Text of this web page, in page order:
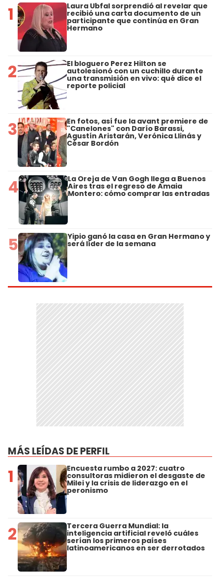
1 Laura Ubfal sorprendió al revelar que
recibió una carta documento de un
participante que continúa en Gran
Hermano
2 El bloguero Perez Hilton se
autolesionó con un cuchillo durante
una transmisión en vivo: qué dice el
reporte policial
3 En fotos, así fue la avant premiere de
"Canelones" con Darío Barassi,
Agustín Aristarán, Verónica Llinás y
César Bordón
4 La Oreja de Van Gogh llega a Buenos
Aires tras el regreso de Amaia
Montero: cómo comprar las entradas
5 Yipio ganó la casa en Gran Hermano y
será líder de la semana
MÁS LEÍDAS DE PERFIL
1 Encuesta rumbo a 2027: cuatro
consultoras midieron el desgaste de
Milei y la crisis de liderazgo en el
peronismo
2 Tercera Guerra Mundial: la
inteligencia artificial reveló cuáles
serían los primeros países
latinoamericanos en ser derrotados